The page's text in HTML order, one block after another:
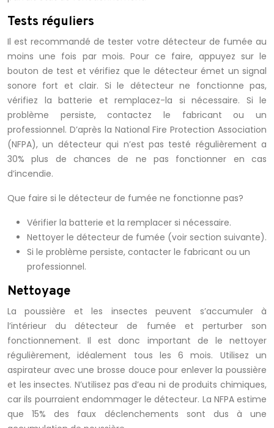
Tests réguliers
Il est recommandé de tester votre détecteur de fumée au
moins une fois par mois. Pour ce faire, appuyez sur le
bouton de test et vérifiez que le détecteur émet un signal
sonore fort et clair. Si le détecteur ne fonctionne pas,
vérifiez la batterie et remplacez-la si nécessaire. Si le
problème persiste, contactez le fabricant ou un
professionnel. D’après la National Fire Protection Association
(NFPA), un détecteur qui n’est pas testé régulièrement a
30% plus de chances de ne pas fonctionner en cas
d’incendie.
Que faire si le détecteur de fumée ne fonctionne pas?
Vérifier la batterie et la remplacer si nécessaire.
Nettoyer le détecteur de fumée (voir section suivante).
Si le problème persiste, contacter le fabricant ou un
professionnel.
Nettoyage
La poussière et les insectes peuvent s’accumuler à
l’intérieur du détecteur de fumée et perturber son
fonctionnement. Il est donc important de le nettoyer
régulièrement, idéalement tous les 6 mois. Utilisez un
aspirateur avec une brosse douce pour enlever la poussière
et les insectes. N’utilisez pas d’eau ni de produits chimiques,
car ils pourraient endommager le détecteur. La NFPA estime
que 15% des faux déclenchements sont dus à une